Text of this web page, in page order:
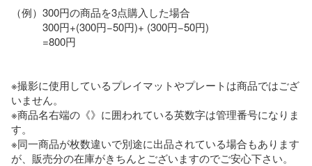
（例）300円の商品を3点購入した場合
300円+(300円−50円)+ (300円−50円)
=800円
※撮影に使用しているプレイマットやプレートは商品ではござ
いません。
※商品名右端の《》に囲われている英数字は管理番号になりま
す。
※同一商品が枚数違いで別途に出品されている場合もあります
が、販売分の在庫がきちんとございますのでご安心下さい。